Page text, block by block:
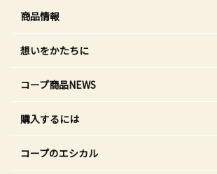
商品情報
想いをかたちに
コープ商品NEWS
購入するには
コープのエシカル